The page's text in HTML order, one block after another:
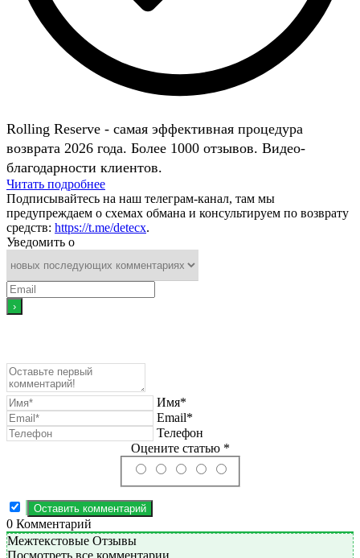
Rolling Reserve - самая эффективная процедура
возврата 2026 года. Более 1000 отзывов. Видео-
благодарности клиентов.
Читать подробнее
Подписывайтесь на наш телеграм-канал, там мы
предупреждаем о схемах обмана и консультируем по возврату
средств: https://t.me/detecx.
Уведомить о
Имя*
Email*
Телефон
Оцените статью *
0 Комментарий
Межтекстовые Отзывы
Посмотреть все комментарии